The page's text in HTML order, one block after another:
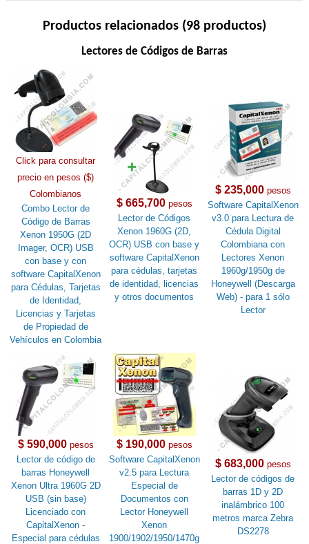
Productos relacionados (98 productos)
Lectores de Códigos de Barras
Click para consultar
precio en pesos ($)
Colombianos
Combo Lector de
Código de Barras
Xenon 1950G (2D
Imager, OCR) USB
con base y con
software CapitalXenon
para Cédulas, Tarjetas
de Identidad,
Licencias y Tarjetas
de Propiedad de
Vehículos en Colombia
$ 665,700pesos
Lector de Códigos
Xenon 1960G (2D,
OCR) USB con base y
software CapitalXenon
para cédulas, tarjetas
de identidad, licencias
y otros documentos
$ 235,000pesos
Software CapitalXenon
v3.0 para Lectura de
Cédula Digital
Colombiana con
Lectores Xenon
1960g/1950g de
Honeywell (Descarga
Web) - para 1 sólo
Lector
$ 590,000pesos
Lector de código de
barras Honeywell
Xenon Ultra 1960G 2D
USB (sin base)
Licenciado con
CapitalXenon -
Especial para cédulas
$ 190,000pesos
Software CapitalXenon
v2.5 para Lectura
Especial de
Documentos con
Lector Honeywell
Xenon
1900/1902/1950/1470g
$ 683,000pesos
Lector de códigos de
barras 1D y 2D
inalámbrico 100
metros marca Zebra
DS2278